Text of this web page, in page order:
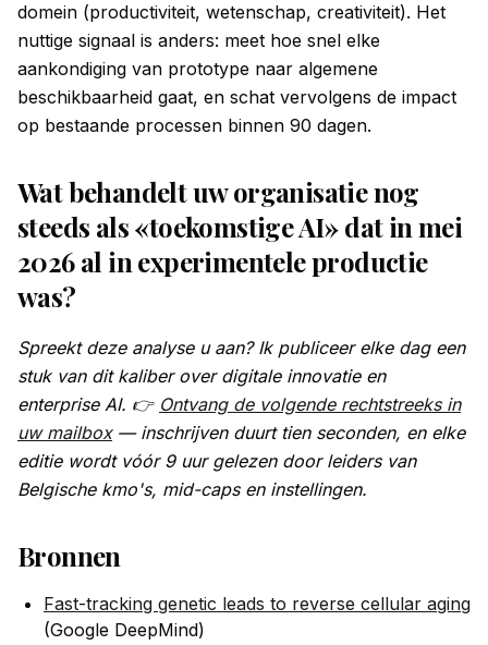
domein (productiviteit, wetenschap, creativiteit). Het
nuttige signaal is anders: meet hoe snel elke
aankondiging van prototype naar algemene
beschikbaarheid gaat, en schat vervolgens de impact
op bestaande processen binnen 90 dagen.
Wat behandelt uw organisatie nog
steeds als «toekomstige AI» dat in mei
2026 al in experimentele productie
was?
Spreekt deze analyse u aan? Ik publiceer elke dag een
stuk van dit kaliber over digitale innovatie en
enterprise AI. 👉 Ontvang de volgende rechtstreeks in
uw mailbox— inschrijven duurt tien seconden, en elke
editie wordt vóór 9 uur gelezen door leiders van
Belgische kmo's, mid-caps en instellingen.
Bronnen
Fast-tracking genetic leads to reverse cellular aging
(Google DeepMind)